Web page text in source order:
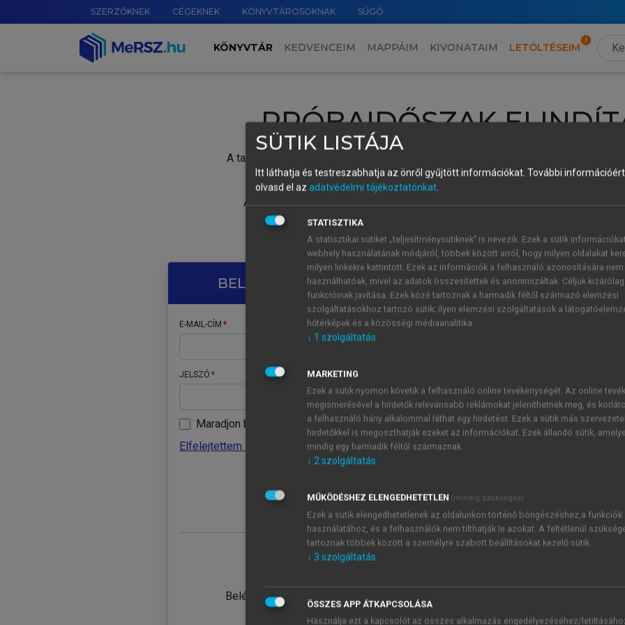
SZERZŐKNEK CÉGEKNEK KÖNYVTÁROSOKNAK SÚGÓ
KÖNYVTÁR KEDVENCEIM MAPPÁIM KIVONATAIM LETÖLTÉSEIM
PRÓBAIDŐSZAK
A tartalom megtekintéséhez lépj be a saját fiókoddal, iskolai azonosítóddal vagy
Új felhasználóként1 óra díjmentes hozzáférésrevagy
A próbaidőszak elindításához,
vagy hozz
A regisztráció után a
BELÉPÉS SAJÁT FIÓKKAL
E-MAIL-CÍM
JELSZÓ
Maradjon belépve
Elfelejtettem a jelszavamat
Belépés intézményi azonosítóval
ÚJ FIÓK
1 óra
JELSZÓ
Kérek értesítést a MeRSZ
Kérek értesítést az
SÜTIK LISTÁJA
Itt láthatja és testreszabhatja az önről gyűjtött információkat. További
olvasd el az adatvédelmi tájékoztatónkat.
STATISZTIKA
A statisztikai sütiket „teljesítménysütiknek” is nevezik. Ezek a sütik
webhely használatának módjáról, többek között arról, hogy milyen oldalakat
milyen linkekre kattintott. Ezek az információk a felhasználó azonosítására nem
használhatóak, mivel az adatok összesítettek és anonimizáltak. Céljuk
funkcióinak javítása. Ezek közé tartoznak a harmadik féltől származó elemzési
szolgáltatásokhoz tartozó sütik; ilyen elemzési szolgáltatások a
hőtérképek és a közösségi médiaanalitika.
↓ 1 szolgáltatás
MARKETING
Ezek a sütik nyomon követik a felhasználó online tevékenységét. Az online
megismerésével a hirdetők relevánsabb reklámokat jeleníthetnek meg, és
a felhasználó hány alkalommal láthat egy hirdetést. Ezek a sütik más
hirdetőkkel is megoszthatják ezeket az információkat. Ezek állandó sütik,
mindig egy harmadik féltől származnak.
↓ 2szolgáltatás
MŰKÖDÉSHEZ ELENGEDHETETLEN (mindig szükséges)
Ezek a sütik elengedhetetlenek az oldalunkon történő böngészéshez,a funkciók
használatához, és a felhasználók nem tilthatják le azokat. A feltétlenül
tartoznak többek között a személyre szabott beállításokat kezelő sütik.
↓ 3 szolgáltatás
ÖSSZES APP ÁTKAPCSOLÁSA
Használja ezt a kapcsolót az összes alkalmazás engedélyezéséhez/